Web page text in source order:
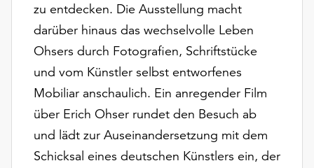
verwendeten
Cookies
anpassen,
Einstellungen
über
zu entdecken. Die Ausstellung macht
darüber hinaus das wechselvolle Leben
Ohsers durch Fotografien, Schriftstücke
und vom Künstler selbst entworfenes
Mobiliar anschaulich. Ein anregender Film
über Erich Ohser rundet den Besuch ab
und lädt zur Auseinandersetzung mit dem
Schicksal eines deutschen Künstlers ein, der